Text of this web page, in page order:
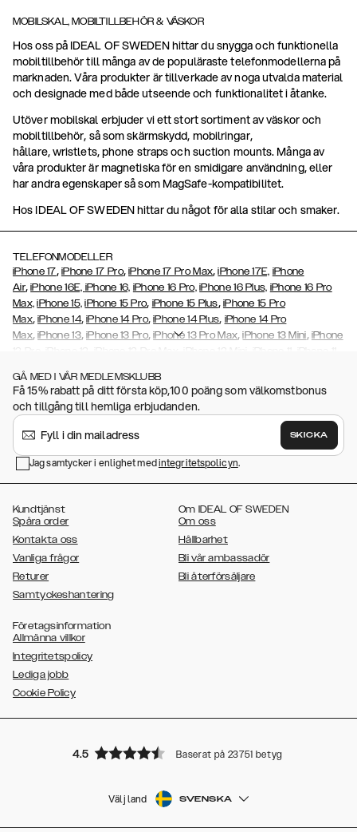
MOBILSKAL, MOBILTILLBEHÖR & VÄSKOR
Hos oss på IDEAL OF SWEDEN hittar du snygga och funktionella
mobiltillbehör till många av de populäraste telefonmodellerna på
marknaden. Våra produkter är tillverkade av noga utvalda material
och designade med både utseende och funktionalitet i åtanke.
Utöver mobilskal erbjuder vi ett stort sortiment av väskor och
mobiltillbehör, så som skärmskydd, mobilringar,
hållare, wristlets, phone straps och suction mounts. Många av
våra produkter är magnetiska för en smidigare användning, eller
har andra egenskaper så som MagSafe-kompatibilitet.
Hos IDEAL OF SWEDEN hittar du något för alla stilar och smaker.
TELEFONMODELLER
iPhone 17, iPhone 17 Pro,iPhone 17 Pro Max,iPhone 17E, iPhone
Air,iPhone 16E, iPhone 16, iPhone 16 Pro, iPhone 16 Plus, iPhone 16 Pro
Max, iPhone 15, iPhone 15 Pro, iPhone 15 Plus, iPhone 15 Pro
Max,iPhone 14,iPhone 14 Pro,iPhone 14 Plus, iPhone 14 Pro
Max,iPhone 13,iPhone 13 Pro,iPhone 13 Pro Max,iPhone 13 Mini, iPhone
12 Pro
iPhone 12 iPhone 12 Pro Max iPhone 12 Mini iPhone 11
iPhone 11
iPhone SE (2020/2022),iPhone 8 ,
iPhone 7
, iPhone 6/6s , iPhone 6/6s Plus, iPhone 5/5s/SE ,
Galaxy S26+,Galaxy S26 Ultra, Galaxy S25, Galaxy S25+,Galaxy S25
Ultra, Galaxy S24, Galaxy S24+, Galaxy S23,Galaxy
S23+
Galaxy S22 Plus,
Galaxy S22 Ultra,Galaxy S21,Galaxy S21 Plus,Galaxy S21 Ultra
GÅ MED I VÅR MEDLEMSKLUBB
Få 15% rabatt på ditt första köp,100 poäng som välkomstbonus
och tillgång till hemliga erbjudanden.
SKICKA
Jag samtycker i enlighet medintegritetspolicyn.
Kundtjänst
Spåra order
Kontakta oss
Vanliga frågor
Returer
Samtyckeshantering
Om IDEAL OF SWEDEN
Om oss
Hållbarhet
Bli vår ambassadör
Bli återförsäljare
Företagsinformation
Allmänna villkor
Integritetspolicy
Lediga jobb
Cookie Policy
4.5 Baserat på 23751 betyg
Välj land SVENSKA